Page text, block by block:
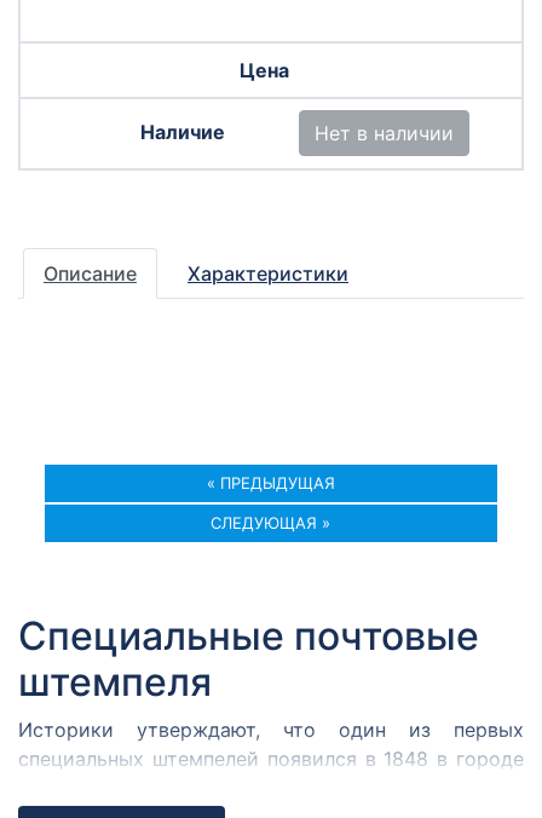
Нет в наличии
Описание Характеристики
« ПРЕДЫДУЩАЯ
СЛЕДУЮЩАЯ »
Специальные почтовые
штемпеля
Историки утверждают, что один из первых
специальных штемпелей появился в 1848 в городе